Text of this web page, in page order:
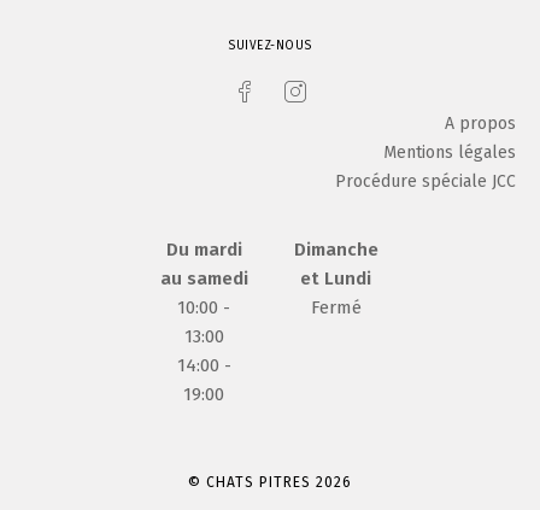
SUIVEZ-NOUS
A propos
Mentions légales
Procédure spéciale JCC
Du mardi
au samedi
10:00 -
13:00
14:00 -
19:00
Dimanche
et Lundi
Fermé
© CHATS PITRES 2026